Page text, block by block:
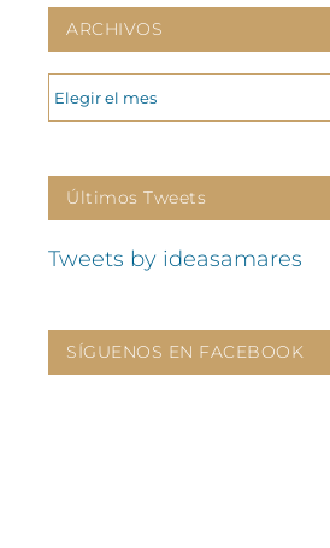
ARCHIVOS
ARCHIVOS
Últimos Tweets
Tweets by ideasamares
SÍGUENOS EN FACEBOOK